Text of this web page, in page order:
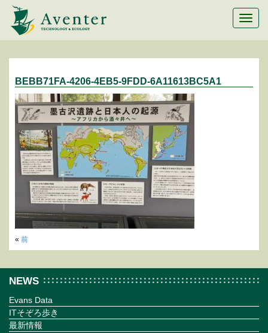
メ
ニ
ュ
BEBB71FA-4206-4EB5-9FDD-6A11613BC5A1
« 前
NEWS
Evans Data
ITそぞろ歩き
最新情報